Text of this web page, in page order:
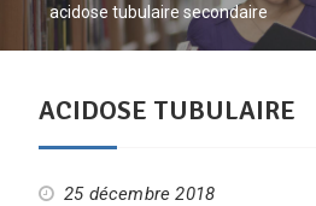
acidose tubulaire secondaire
ACIDOSE TUBULAIRE
25 décembre 2018